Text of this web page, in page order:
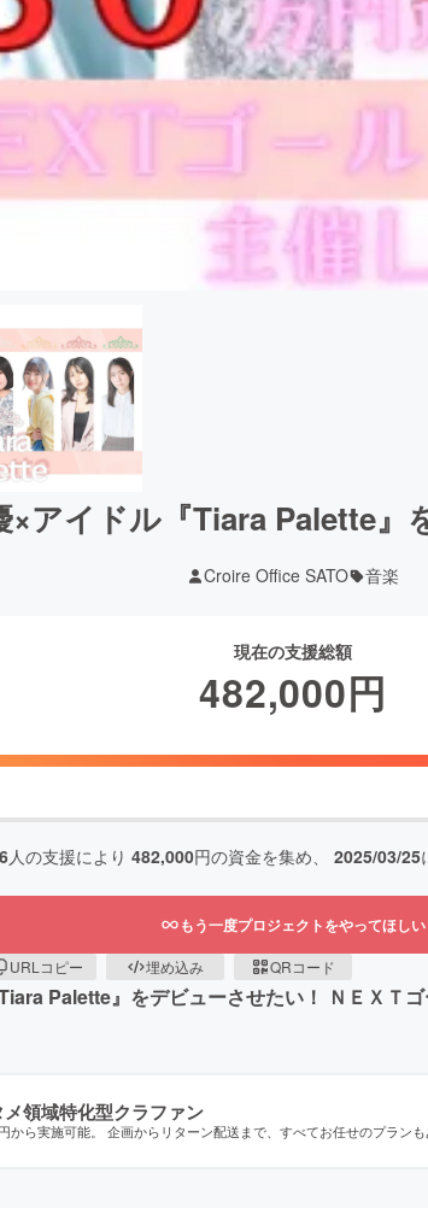
×アイドル『Tiara Palette』
Croire Office SATO 音楽
現在の支援総額
482,000円
人の支援により 482,000円の資金を集め、 2025/03/25
もう一度プロジェクトをやってほしい
URLコピー 埋め込み QRコード
Palette』をデビューさせたい！ ＮＥＸ
メ領域特化型クラファン
から実施可能。 企画からリターン配送まで、すべてお任せのプランも